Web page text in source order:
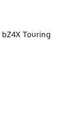
Touring